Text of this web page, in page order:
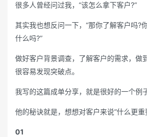
很多人曾经问过我，“该怎么拿下客户?”
其实我也想反问一下，“那你了解客户吗?
什么吗?”
做好客户背景调查，了解客户的需求，做
很容易发现突破点。
我写的这篇成单分享，就是很好的一个例子
他的秘诀就是，想想对客户来说“什么更重
01